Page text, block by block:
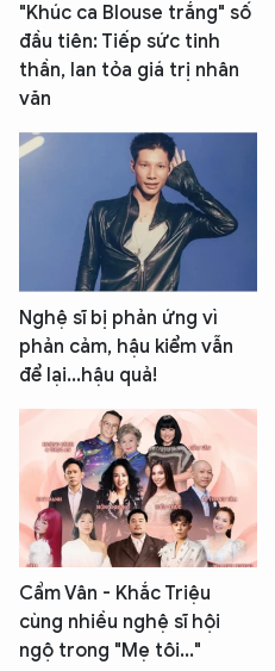
"Khúc ca Blouse trắng" số
đầu tiên: Tiếp sức tinh
thần, lan tỏa giá trị nhân
văn
Nghệ sĩ bị phản ứng vì
phản cảm, hậu kiểm vẫn
để lại...hậu quả!
Cẩm Vân - Khắc Triệu
cùng nhiều nghệ sĩ hội
ngộ trong "Mẹ tôi..."